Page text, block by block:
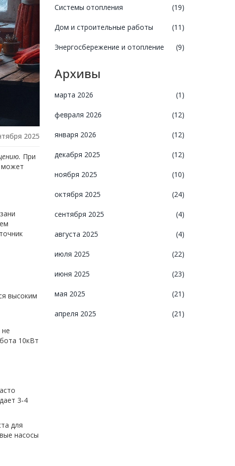
2025
. При
может
высоким
10кВт
3‑4
для
насосы
Системы отопления (19)
Дом и строительные работы (11)
Энергосбережение и отопление (9)
Архивы
марта 2026 (1)
февраля 2026 (12)
января 2026 (12)
декабря 2025 (12)
ноября 2025 (10)
октября 2025 (24)
сентября 2025 (4)
августа 2025 (4)
июля 2025 (22)
июня 2025 (23)
мая 2025 (21)
апреля 2025 (21)